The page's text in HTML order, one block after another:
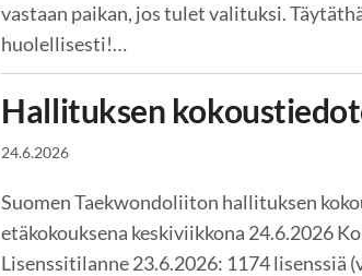
vastaan paikan, jos tulet valituksi.
huolellisesti!…
Hallituksen
24.6.2026
Suomen Taekwondoliiton hallituksen
etäkokouksena keskiviikkona 24.6.2026
Lisenssitilanne 23.6.2026: 1174 lisenssiä